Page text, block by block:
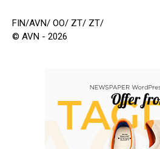
FIN/AVN/ OO/ ZT/ ZT/
© AVN - 2026